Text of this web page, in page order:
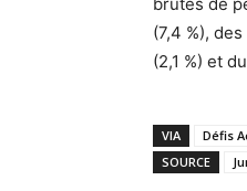
(7,4 %),
(2,1 %) et
VIA
Défis
SOURCE